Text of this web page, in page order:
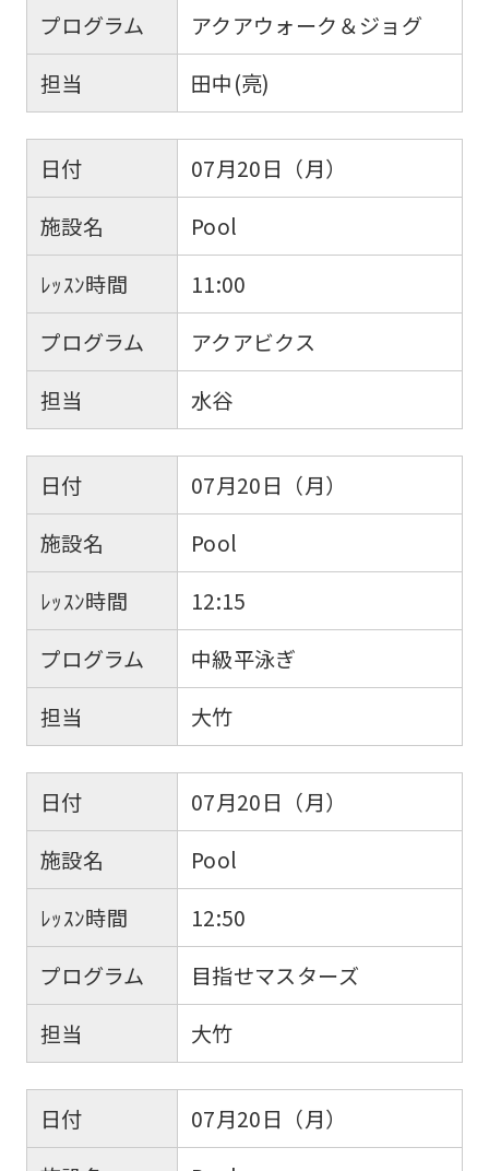
プログラム
アクアウォーク＆ジョグ
担当
田中(亮)
日付
07月20日（月）
施設名
Pool
ﾚｯｽﾝ時間
11:00
プログラム
アクアビクス
担当
水谷
日付
07月20日（月）
施設名
Pool
ﾚｯｽﾝ時間
12:15
プログラム
中級平泳ぎ
担当
大竹
日付
07月20日（月）
施設名
Pool
ﾚｯｽﾝ時間
12:50
プログラム
目指せマスターズ
担当
大竹
日付
07月20日（月）